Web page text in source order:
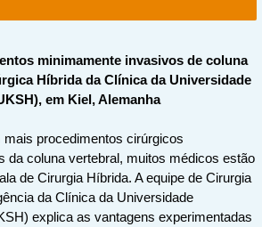
minimamente invasivos de coluna
Híbrida da Clínica da Universidade
em Kiel, Alemanha
procedimentos cirúrgicos
da coluna vertebral, muitos médicos estão
de Cirurgia Híbrida. A equipe de Cirurgia
da Clínica da Universidade
explica as vantagens experimentadas